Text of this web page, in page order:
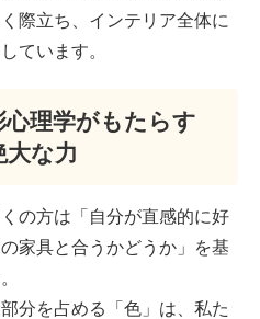
際立ち、インテリア全体に
ています。
理学がもたらす
大な力
の方は「自分が直感的に好
家具と合うかどうか」を基
分を占める「色」は、私た